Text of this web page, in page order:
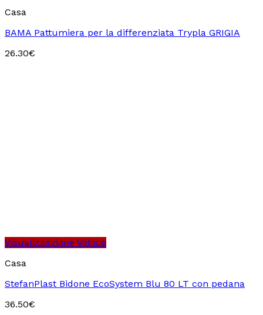
Casa
BAMA Pattumiera per la differenziata Trypla GRIGIA
26.30€
Visualizzazione Veloce
Casa
StefanPlast Bidone EcoSystem Blu 80 LT con pedana
36.50€